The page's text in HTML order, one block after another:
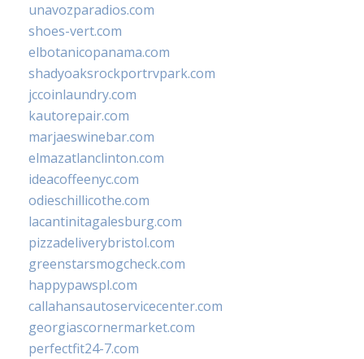
unavozparadios.com
shoes-vert.com
elbotanicopanama.com
shadyoaksrockportrvpark.com
jccoinlaundry.com
kautorepair.com
marjaeswinebar.com
elmazatlanclinton.com
ideacoffeenyc.com
odieschillicothe.com
lacantinitagalesburg.com
pizzadeliverybristol.com
greenstarsmogcheck.com
happypawspl.com
callahansautoservicecenter.com
georgiascornermarket.com
perfectfit24-7.com